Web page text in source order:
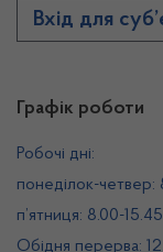
Графік роботи
Робочі дні:
понеділок-четвер:
п’ятниця: 8.00-15.45
Обідня перерва:
Вхід для